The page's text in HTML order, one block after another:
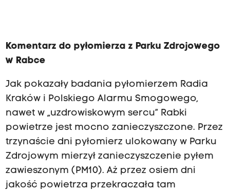
Komentarz do pyłomierza z Parku Zdrojowego
w Rabce
Jak pokazały badania pyłomierzem Radia
Kraków i Polskiego Alarmu Smogowego,
nawet w „uzdrowiskowym sercu” Rabki
powietrze jest mocno zanieczyszczone. Przez
trzynaście dni pyłomierz ulokowany w Parku
Zdrojowym mierzył zanieczyszczenie pyłem
zawieszonym (PM10). Aż przez osiem dni
jakość powietrza przekraczała tam